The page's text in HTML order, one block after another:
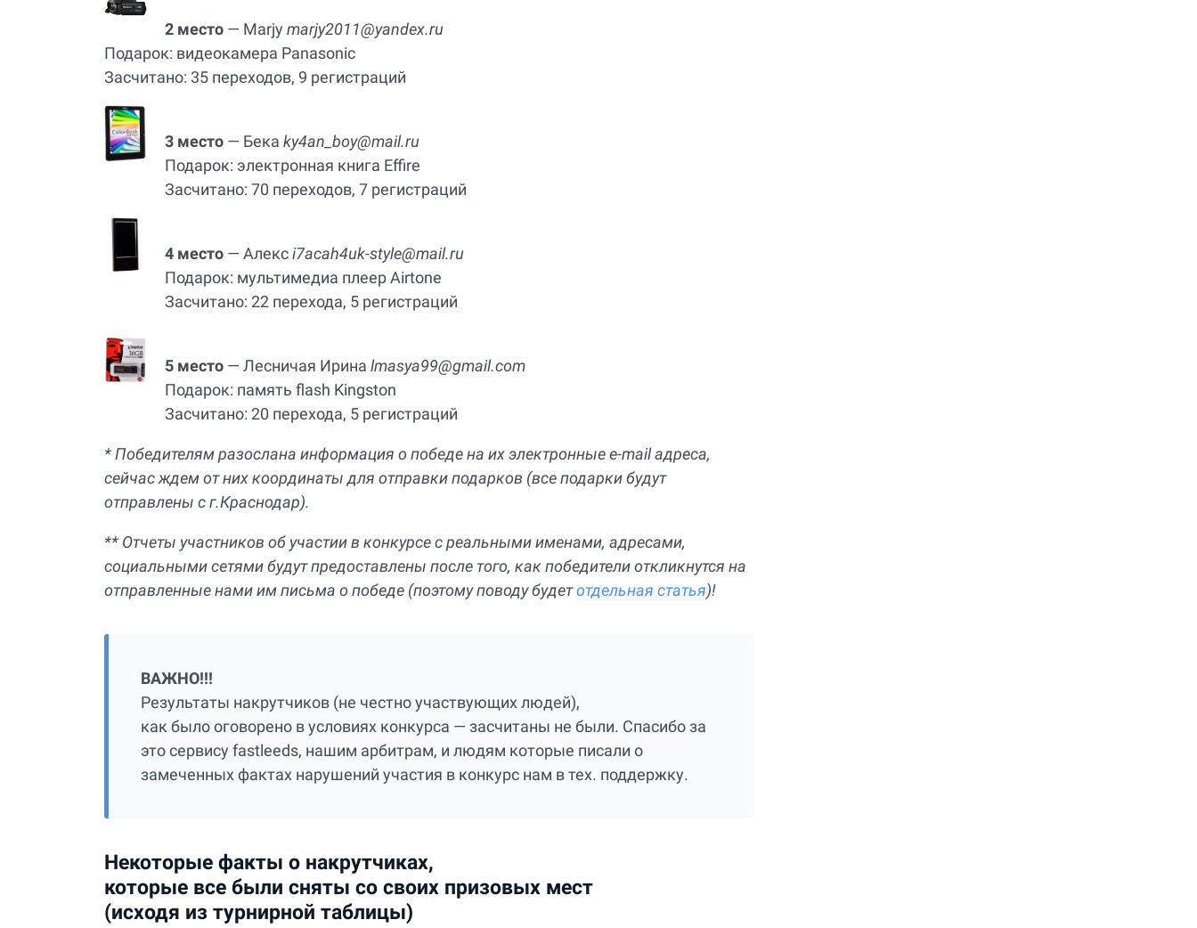
2 место — Marjy marjy2011@yandex.ru
Подарок: видеокамера Panasonic
Засчитано: 35 переходов, 9 регистраций
3 место — Бека ky4an_boy@mail.ru
Подарок: электронная книга Effire
Засчитано: 70 переходов, 7 регистраций
4 место — Алексi7acah4uk-style@mail.ru
Подарок: мультимедиа плеер Airtone
Засчитано: 22 перехода, 5 регистраций
5 место — Лесничая Ирина lmasya99@gmail.com
Подарок: память flash Kingston
Засчитано: 20 перехода, 5 регистраций
* Победителям разослана информация о победе на их электронные e-mail адреса,
сейчас ждем от них координаты для отправки подарков (все подарки будут
отправлены с г.Краснодар).
** Отчеты участников об участии в конкурсе с реальными именами, адресами,
социальными сетями будут предоставлены после того, как победители откликнутся на
отправленные нами им письма о победе (поэтому поводу будетотдельная статья)!
ВАЖНО!!!
Результаты накрутчиков (не честно участвующих людей),
как было оговорено в условиях конкурса — засчитаны не были. Спасибо за
это сервису fastleeds, нашим арбитрам, и людям которые писали о
замеченных фактах нарушений участия в конкурс нам в тех. поддержку.
Некоторые факты о накрутчиках,
которые все были сняты со своих призовых мест
(исходя из турнирной таблицы)